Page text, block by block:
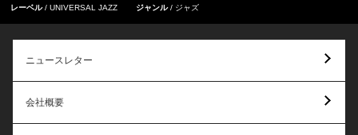
レーベル UNIVERSAL JAZZ ジャンル ジャズ
ニュースレター
会社概要